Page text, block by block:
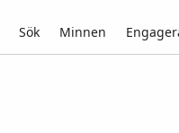
Sök Minnen